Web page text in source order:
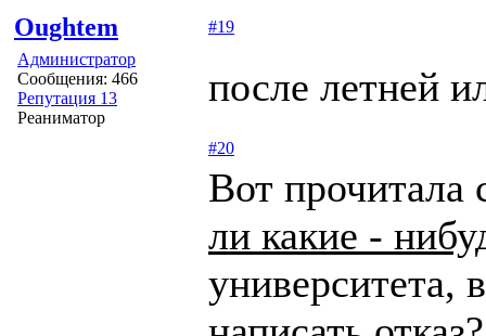
Oughtem
Администратор
Сообщения: 466
Репутация 13
Реаниматор
#19
после летней
#20
Вот прочитала
ли какие -
университета,